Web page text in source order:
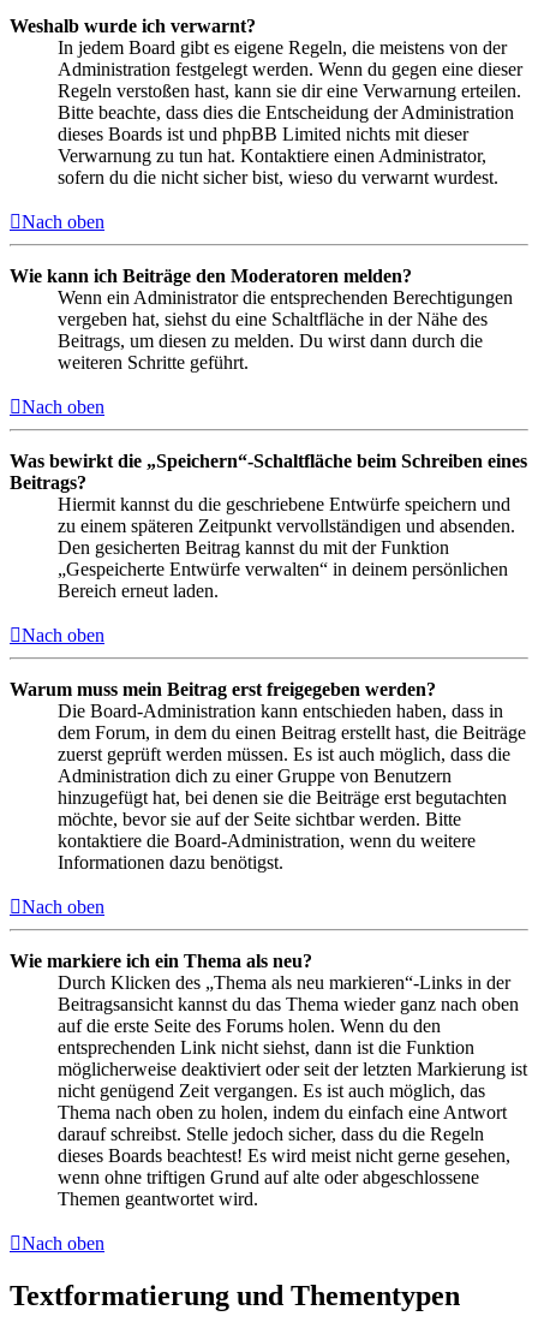
Weshalb wurde ich verwarnt?
In jedem Board gibt es eigene Regeln, die meistens von der
Administration festgelegt werden. Wenn du gegen eine dieser
Regeln verstoßen hast, kann sie dir eine Verwarnung erteilen.
Bitte beachte, dass dies die Entscheidung der Administration
dieses Boards ist und phpBB Limited nichts mit dieser
Verwarnung zu tun hat. Kontaktiere einen Administrator,
sofern du die nicht sicher bist, wieso du verwarnt wurdest.
Nach oben
Wie kann ich Beiträge den Moderatoren melden?
Wenn ein Administrator die entsprechenden Berechtigungen
vergeben hat, siehst du eine Schaltfläche in der Nähe des
Beitrags, um diesen zu melden. Du wirst dann durch die
weiteren Schritte geführt.
Nach oben
Was bewirkt die „Speichern“-Schaltfläche beim Schreiben eines
Beitrags?
Hiermit kannst du die geschriebene Entwürfe speichern und
zu einem späteren Zeitpunkt vervollständigen und absenden.
Den gesicherten Beitrag kannst du mit der Funktion
„Gespeicherte Entwürfe verwalten“ in deinem persönlichen
Bereich erneut laden.
Nach oben
Warum muss mein Beitrag erst freigegeben werden?
Die Board-Administration kann entschieden haben, dass in
dem Forum, in dem du einen Beitrag erstellt hast, die Beiträge
zuerst geprüft werden müssen. Es ist auch möglich, dass die
Administration dich zu einer Gruppe von Benutzern
hinzugefügt hat, bei denen sie die Beiträge erst begutachten
möchte, bevor sie auf der Seite sichtbar werden. Bitte
kontaktiere die Board-Administration, wenn du weitere
Informationen dazu benötigst.
Nach oben
Wie markiere ich ein Thema als neu?
Durch Klicken des „Thema als neu markieren“-Links in der
Beitragsansicht kannst du das Thema wieder ganz nach oben
auf die erste Seite des Forums holen. Wenn du den
entsprechenden Link nicht siehst, dann ist die Funktion
möglicherweise deaktiviert oder seit der letzten Markierung ist
nicht genügend Zeit vergangen. Es ist auch möglich, das
Thema nach oben zu holen, indem du einfach eine Antwort
darauf schreibst. Stelle jedoch sicher, dass du die Regeln
dieses Boards beachtest! Es wird meist nicht gerne gesehen,
wenn ohne triftigen Grund auf alte oder abgeschlossene
Themen geantwortet wird.
Nach oben
Textformatierung und Thementypen